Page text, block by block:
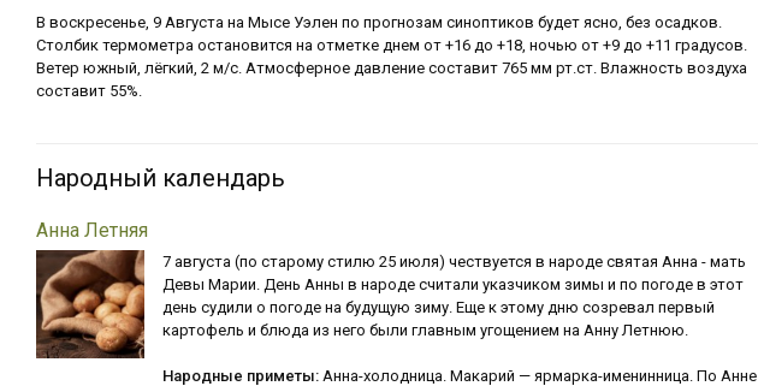
В воскресенье, 9 Августа на Мысе Уэлен по прогнозам синоптиков будет ясно, без осадков.
Столбик термометра остановится на отметке днем от +16 до +18, ночью от +9 до +11 градусов.
Ветер южный, лёгкий, 2 м/с. Атмосферное давление составит 765 мм рт.ст. Влажность воздуха
составит 55%.
Народный календарь
Анна Летняя
7 августа (по старому стилю 25 июля) чествуется в народе святая Анна - мать
Девы Марии. День Анны в народе считали указчиком зимы и по погоде в этот
день судили о погоде на будущую зиму. Еще к этому дню созревал первый
картофель и блюда из него были главным угощением на Анну Летнюю.
Народные приметы: Анна-холодница. Макарий — ярмарка-именинница. По Анне